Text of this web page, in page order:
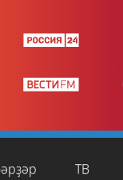
ТВ